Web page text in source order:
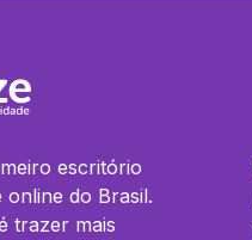
escritório
online do Brasil.
trazer mais